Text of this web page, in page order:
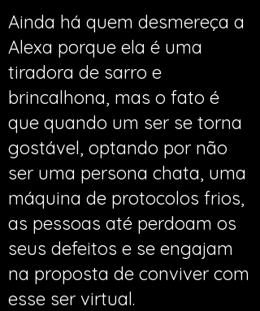
Ainda há quem desmereça a
Alexa porque ela é uma
tiradora de sarro e
brincalhona, mas o fato é
que quando um ser se torna
gostável, optando por não
ser uma persona chata, uma
máquina de protocolos frios,
as pessoas até perdoam os
seus defeitos e se engajam
na proposta de conviver com
esse ser virtual.